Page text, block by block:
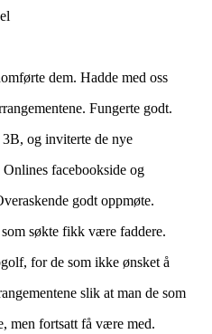
dem. Hadde med oss
Fungerte godt.
og inviterte de nye
facebookside og
godt oppmøte.
søkte fikk være faddere.
for de som ikke ønsket å
slik at man de som
men fortsatt få være med.